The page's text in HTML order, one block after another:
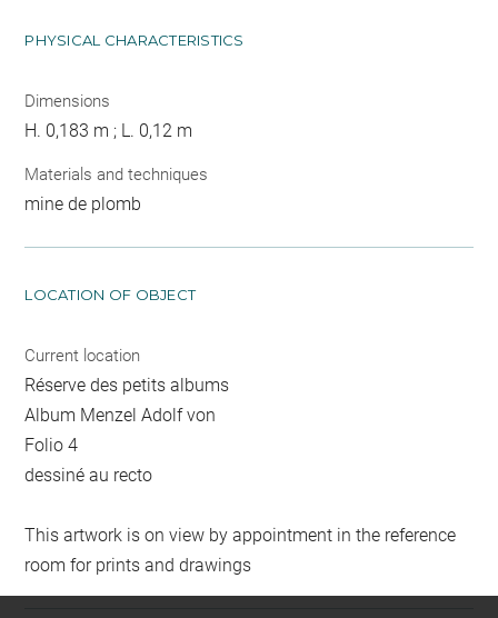
PHYSICAL CHARACTERISTICS
Dimensions
H. 0,183 m ; L. 0,12 m
Materials and techniques
mine de plomb
LOCATION OF OBJECT
Current location
Réserve des petits albums
Album Menzel Adolf von
Folio 4
dessiné au recto
This artwork is on view by appointment in the reference
room for prints and drawings